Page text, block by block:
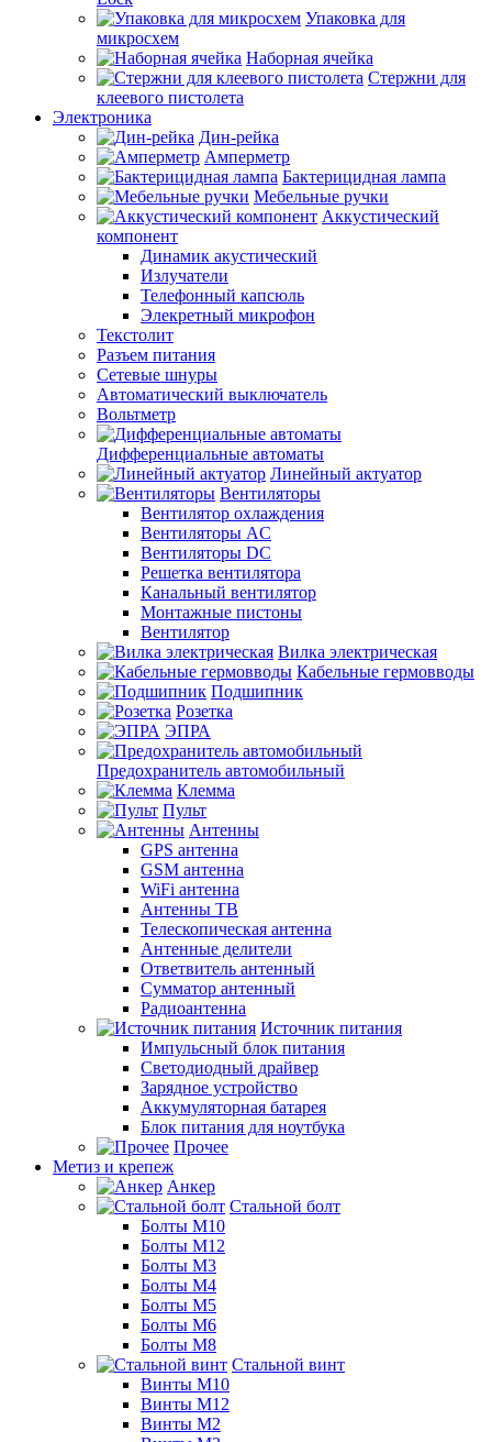
Упаковка для
микросхем
Наборная ячейка
Стержни для
клеевого пистолета
Электроника
Дин-рейка
Амперметр
Бактерицидная лампа
Мебельные ручки
Аккустический
компонент
Динамик акустический
Излучатели
Телефонный капсюль
Элекретный микрофон
Текстолит
Разъем питания
Сетевые шнуры
Автоматический выключатель
Вольтметр
Дифференциальные автоматы
Линейный актуатор
Вентиляторы
Вентилятор охлаждения
Вентиляторы AC
Вентиляторы DC
Решетка вентилятора
Канальный вентилятор
Монтажные пистоны
Вентилятор
Вилка электрическая
Кабельные гермовводы
Подшипник
Розетка
ЭПРА
Предохранитель автомобильный
Клемма
Пульт
Антенны
GPS антенна
GSM антенна
WiFi антенна
Антенны ТВ
Телескопическая антенна
Антенные делители
Ответвитель антенный
Сумматор антенный
Радиоантенна
Источник питания
Импульсный блок питания
Светодиодный драйвер
Зарядное устройство
Аккумуляторная батарея
Блок питания для ноутбука
Прочее
Метиз и крепеж
Анкер
Стальной болт
Болты М10
Болты М12
Болты М3
Болты М4
Болты М5
Болты М6
Болты М8
Стальной винт
Винты М10
Винты М12
Винты М2